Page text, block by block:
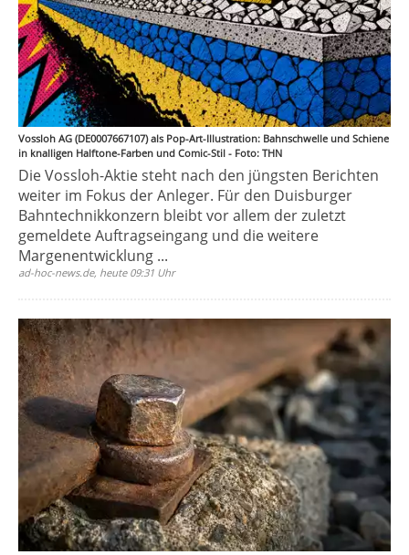
Vossloh AG (DE0007667107) als Pop-Art-Illustration: Bahnschwelle und Schiene
in knalligen Halftone-Farben und Comic-Stil - Foto: THN
Die Vossloh-Aktie steht nach den jüngsten Berichten
weiter im Fokus der Anleger. Für den Duisburger
Bahntechnikkonzern bleibt vor allem der zuletzt
gemeldete Auftragseingang und die weitere
Margenentwicklung ...
ad-hoc-news.de, heute 09:31 Uhr